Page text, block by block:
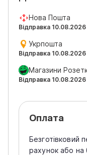
Нова Пошта
Відправка 10.08.2026
Укрпошта
Відправка 10.08.2026
Магазини
Відправка 10.08.2026
Оплата
Безготівковий
рахунок або на